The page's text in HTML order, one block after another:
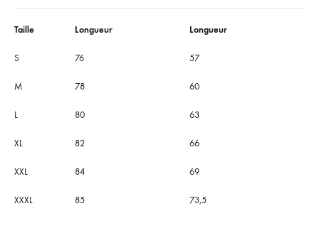
Taille Longueur Longueur
S 76 57
M 78 60
L 80 63
XL 82 66
XXL 84 69
XXXL 85 73,5